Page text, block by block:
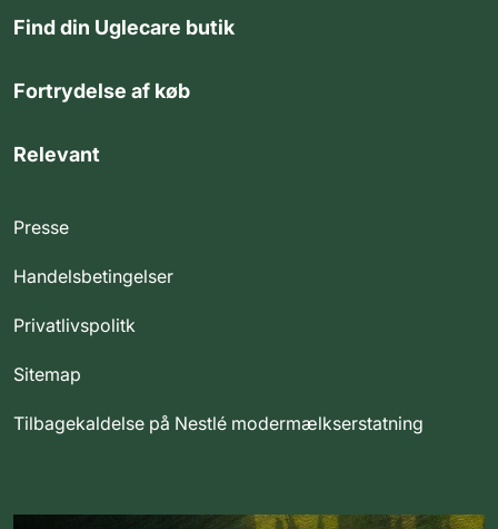
Find din Uglecare butik
Fortrydelse af køb
Relevant
Presse
Handelsbetingelser
Privatlivspolitk
Sitemap
Tilbagekaldelse på Nestlé modermælkserstatning